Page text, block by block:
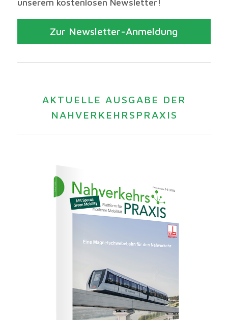
unserem kostenlosen Newsletter!
Zur Newsletter-Anmeldung
AKTUELLE AUSGABE DER
NAHVERKEHRSPRAXIS